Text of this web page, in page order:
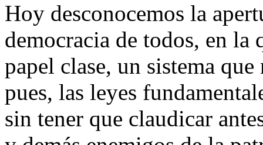
Hoy desconocemos la
democracia de todos, en la
papel clase, un sistema
pues, las leyes
sin tener que claudicar